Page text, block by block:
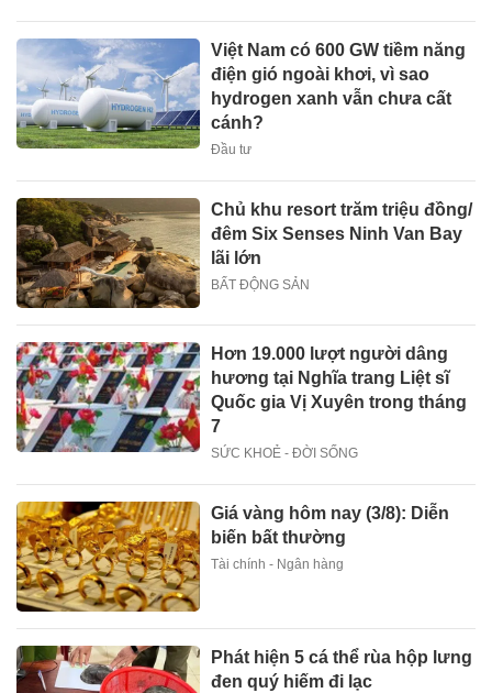
Việt Nam có 600 GW tiềm năng
điện gió ngoài khơi, vì sao
hydrogen xanh vẫn chưa cất
cánh?
Đầu tư
Chủ khu resort trăm triệu đồng/
đêm Six Senses Ninh Van Bay
lãi lớn
BẤT ĐỘNG SẢN
Hơn 19.000 lượt người dâng
hương tại Nghĩa trang Liệt sĩ
Quốc gia Vị Xuyên trong tháng
7
SỨC KHOẺ - ĐỜI SỐNG
Giá vàng hôm nay (3/8): Diễn
biến bất thường
Tài chính - Ngân hàng
Phát hiện 5 cá thể rùa hộp lưng
đen quý hiếm đi lạc